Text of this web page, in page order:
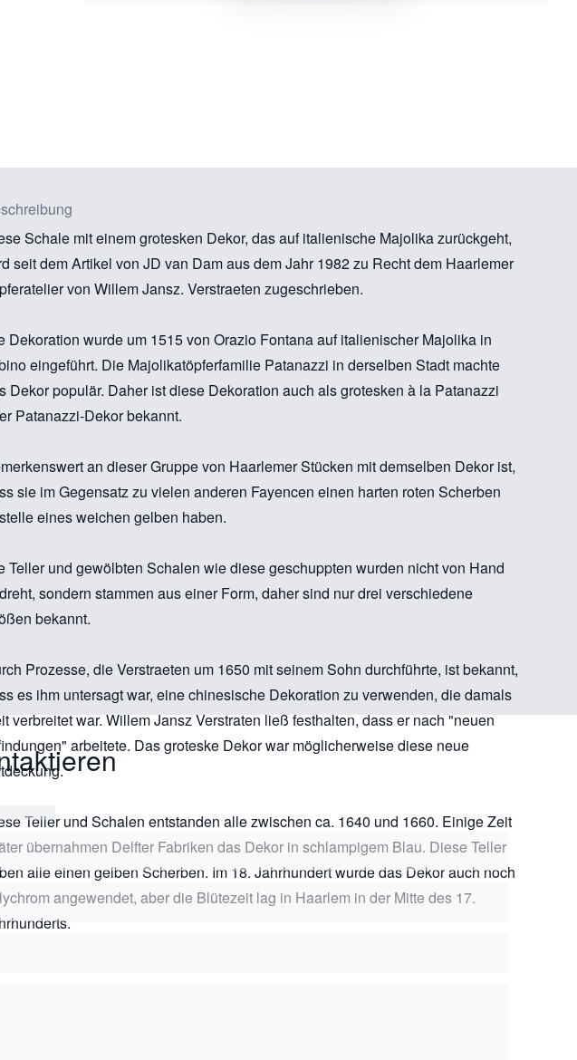
Schale mit einem grotesken Dekor, das auf italienische Majolika zurückgeht,
seit dem Artikel von JD van Dam aus dem Jahr 1982 zu Recht dem Haarlemer
von Willem Jansz. Verstraeten zugeschrieben.
Dekoration wurde um 1515 von Orazio Fontana auf italienischer Majolika in
eingeführt. Die Majolikatöpferfamilie Patanazzi in derselben Stadt machte
Dekor populär. Daher ist diese Dekoration auch als grotesken à la Patanazzi
Patanazzi-Dekor bekannt.
an dieser Gruppe von Haarlemer Stücken mit demselben Dekor ist,
sie im Gegensatz zu vielen anderen Fayencen einen harten roten Scherben
eines weichen gelben haben.
Teller und gewölbten Schalen wie diese geschuppten wurden nicht von Hand
sondern stammen aus einer Form, daher sind nur drei verschiedene
bekannt.
Prozesse, die Verstraeten um 1650 mit seinem Sohn durchführte, ist bekannt,
es ihm untersagt war, eine chinesische Dekoration zu verwenden, die damals
verbreitet war. Willem Jansz Verstraten ließ festhalten, dass er nach "neuen
arbeitete. Das groteske Dekor war möglicherweise diese neue
Teller und Schalen entstanden alle zwischen ca. 1640 und 1660. Einige Zeit
übernahmen Delfter Fabriken das Dekor in schlampigem Blau. Diese Teller
alle einen gelben Scherben. Im 18. Jahrhundert wurde das Dekor auch noch
angewendet, aber die Blütezeit lag in Haarlem in der Mitte des 17.